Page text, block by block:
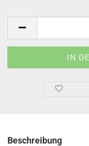
Beschreibung